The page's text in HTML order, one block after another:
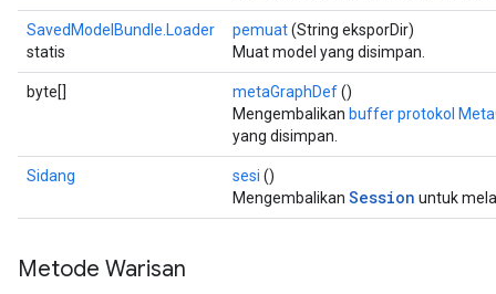
SavedModelBundle.Loader
statis
pemuat(String eksporDir)
Muat model yang disimpan.
byte[] metaGraphDef()
Mengembalikan buffer protokol
yang disimpan.
Sidang sesi ()
Mengembalikan Session untuk
Metode Warisan